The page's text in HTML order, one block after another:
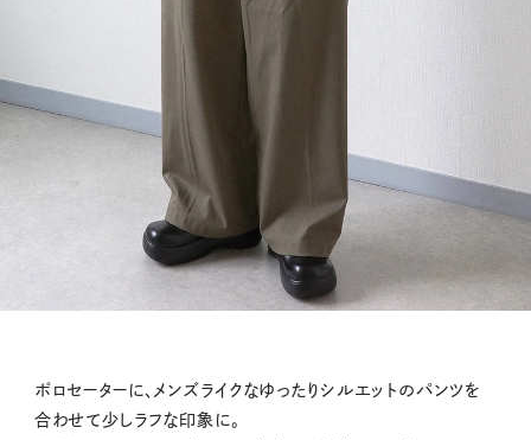
ポロセーターに、メンズライクなゆったりシルエットのパンツを
合わせて少しラフな印象に。